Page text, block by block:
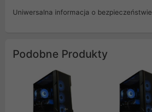
Uniwersalna informacja o bezpieczeństwie
Podobne Produkty